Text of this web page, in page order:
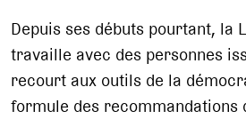
Depuis ses débuts pourtant, la
travaille avec des personnes
recourt aux outils de la
formule des recommandations